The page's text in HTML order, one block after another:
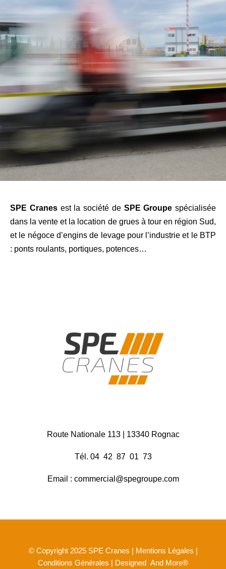
SPE Cranesest la société de SPE Groupe spécialisée
dans la vente et la location de grues à tour en région Sud,
et le négoce d’engins de levage pour l’industrie et le BTP
: ponts roulants, portiques, potences…
Route Nationale 113 | 13340 Rognac
Tél. 04 42 87 01 73
Email : commercial@spegroupe.com
© Copyright 2025 SPE Cranes | Mentions Légales
Conditions Générales | Designed And More®